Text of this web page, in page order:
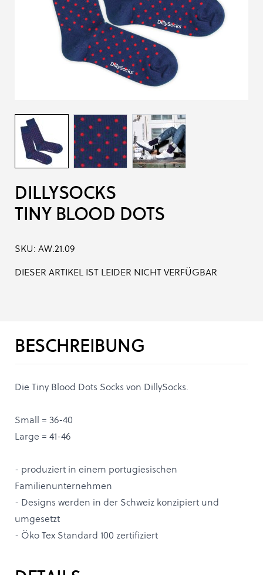
DILLYSOCKS
TINY BLOOD DOTS
SKU: AW.21.09
DIESER ARTIKEL IST LEIDER NICHT VERFÜGBAR
BESCHREIBUNG
Die Tiny Blood Dots Socks von DillySocks.
Small = 36-40
Large = 41-46
- produziert in einem portugiesischen
Familienunternehmen
- Designs werden in der Schweiz konzipiert und
umgesetzt
- Öko Tex Standard 100 zertifiziert